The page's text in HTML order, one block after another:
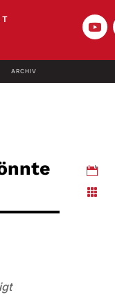
ARCHIV

